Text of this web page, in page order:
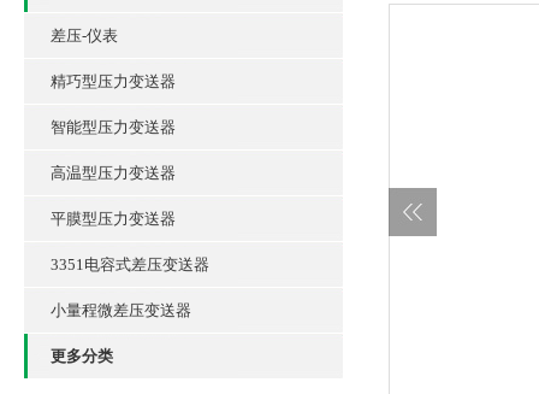
差压-仪表
精巧型压力变送器
智能型压力变送器
高温型压力变送器
平膜型压力变送器
3351电容式差压变送器
小量程微差压变送器
更多分类